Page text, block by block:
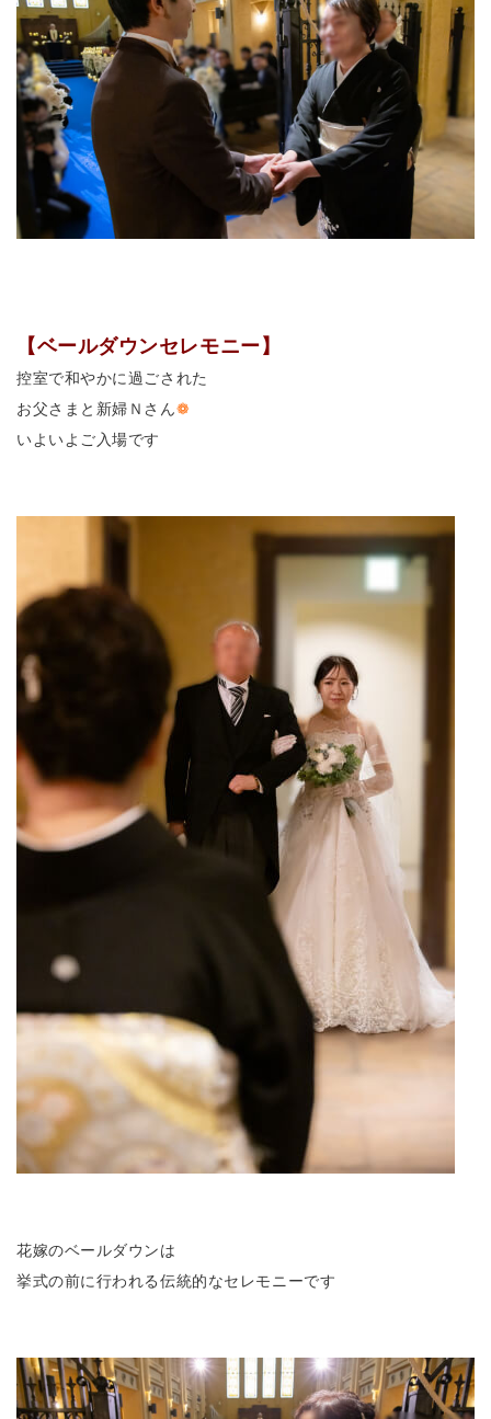
【ベールダウンセレモニー】
控室で和やかに過ごされた
お父さまと新婦Ｎさん❁
いよいよご入場です
花嫁のベールダウンは
挙式の前に行われる伝統的なセレモニーです